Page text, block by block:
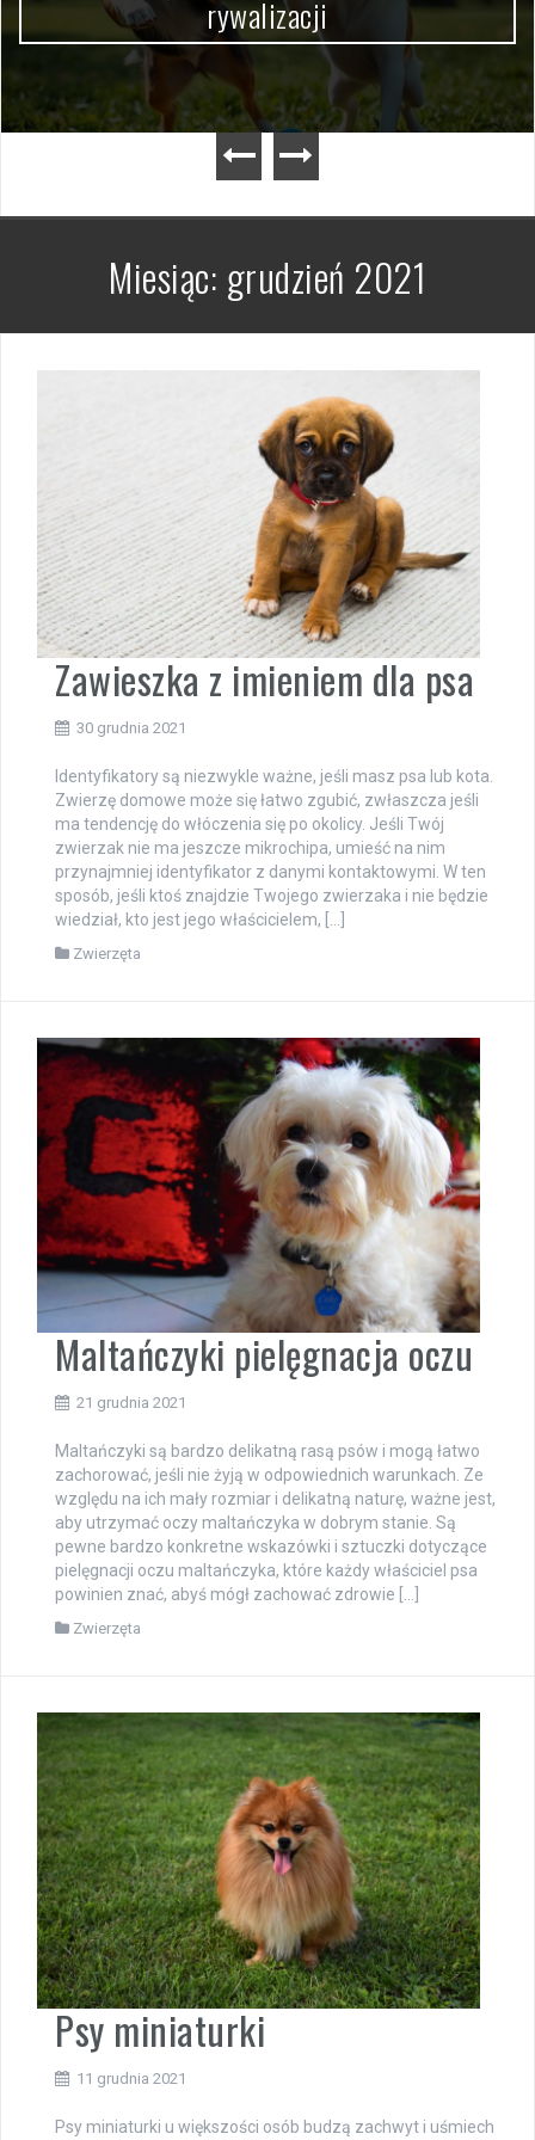
rywalizacji
Miesiąc: grudzień 2021
Zawieszka z imieniem dla psa
30 grudnia 2021
Identyfikatory są niezwykle ważne, jeśli masz psa lub kota.
Zwierzę domowe może się łatwo zgubić, zwłaszcza jeśli
ma tendencję do włóczenia się po okolicy. Jeśli Twój
zwierzak nie ma jeszcze mikrochipa, umieść na nim
przynajmniej identyfikator z danymi kontaktowymi. W ten
sposób, jeśli ktoś znajdzie Twojego zwierzaka i nie będzie
wiedział, kto jest jego właścicielem, […]
Zwierzęta
Maltańczyki pielęgnacja oczu
21 grudnia 2021
Maltańczyki są bardzo delikatną rasą psów i mogą łatwo
zachorować, jeśli nie żyją w odpowiednich warunkach. Ze
względu na ich mały rozmiar i delikatną naturę, ważne jest,
aby utrzymać oczy maltańczyka w dobrym stanie. Są
pewne bardzo konkretne wskazówki i sztuczki dotyczące
pielęgnacji oczu maltańczyka, które każdy właściciel psa
powinien znać, abyś mógł zachować zdrowie […]
Zwierzęta
Psy miniaturki
11 grudnia 2021
Psy miniaturki u większości osób budzą zachwyt i uśmiech